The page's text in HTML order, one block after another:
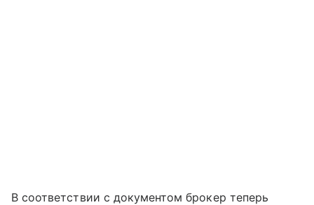
В соответствии с документом брокер теперь